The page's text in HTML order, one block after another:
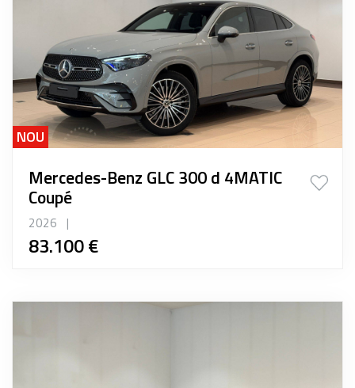
NOU
Mercedes-Benz GLC 300 d 4MATIC
Coupé
2026 |
83.100 €